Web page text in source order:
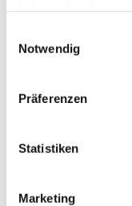
Notwendig
Präferenzen
Statistiken
Marketing